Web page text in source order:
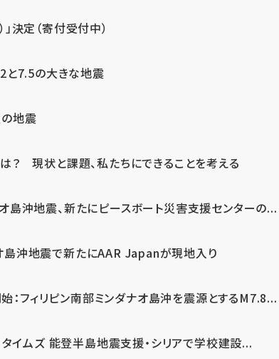
決定（寄付受付中）
と7.5の大きな地震
地震
は？ 現状と課題、私たちにできることを考える
オ島沖地震、新たにピースボート災害支援センターの...
島沖地震で新たにAAR Japanが現地入り
：フィリピン南部ミンダナオ島沖を震源とするM7.8...
イムズ 能登半島地震支援・シリアで学校建設...